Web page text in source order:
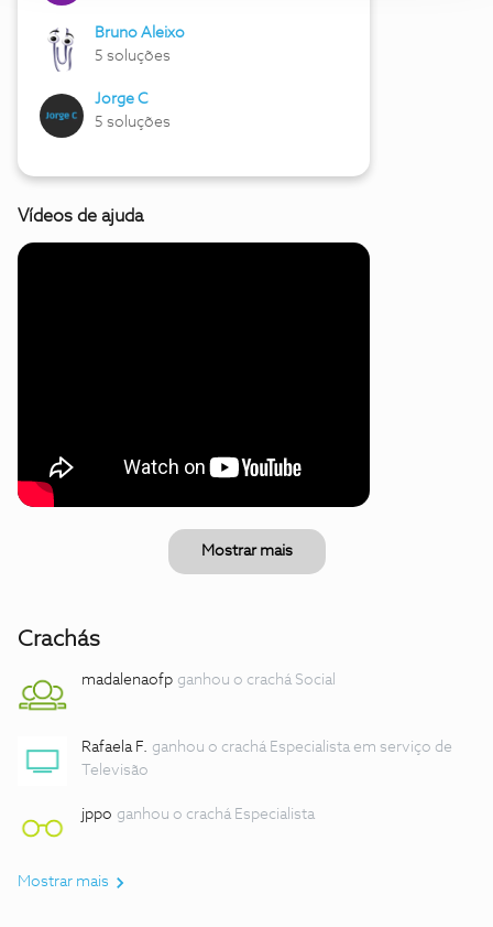
Bruno Aleixo
5 soluções
Jorge C
5 soluções
Vídeos de ajuda
Mostrar mais
Crachás
madalenaofp ganhou o crachá Social
Rafaela F. ganhou o crachá Especialista em serviço de
Televisão
jppo ganhou o crachá Especialista
Mostrar mais